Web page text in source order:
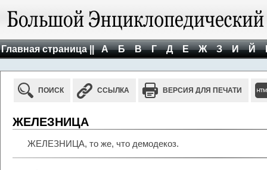
Главная страница || А Б В Г Д Е Ж З И Й
ПОИСК ССЫЛКА ВЕРСИЯ ДЛЯ ПЕЧАТИ
ЖЕЛЕЗНИЦА
ЖЕЛЕЗНИЦА, то же, что демодекоз.